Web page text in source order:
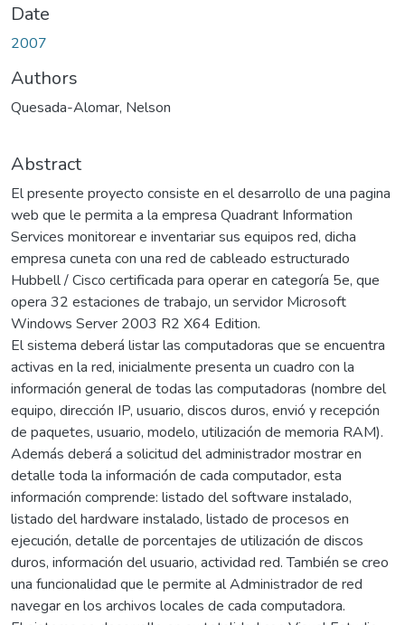
Date
2007
Authors
Quesada-Alomar, Nelson
Abstract
El presente proyecto consiste en el desarrollo de una pagina
web que le permita a la empresa Quadrant Information
Services monitorear e inventariar sus equipos red, dicha
empresa cuneta con una red de cableado estructurado
Hubbell / Cisco certificada para operar en categoría 5e, que
opera 32 estaciones de trabajo, un servidor Microsoft
Windows Server 2003 R2 X64 Edition.
El sistema deberá listar las computadoras que se encuentra
activas en la red, inicialmente presenta un cuadro con la
información general de todas las computadoras (nombre del
equipo, dirección IP, usuario, discos duros, envió y recepción
de paquetes, usuario, modelo, utilización de memoria RAM).
Además deberá a solicitud del administrador mostrar en
detalle toda la información de cada computador, esta
información comprende: listado del software instalado,
listado del hardware instalado, listado de procesos en
ejecución, detalle de porcentajes de utilización de discos
duros, información del usuario, actividad red. También se creo
una funcionalidad que le permite al Administrador de red
navegar en los archivos locales de cada computadora.